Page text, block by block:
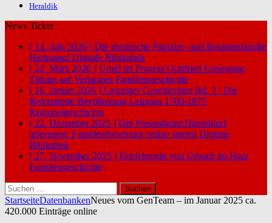
Heraldik
News Ticker
[ 14. Juni 2026 ] Die rheinische Patrizier- und Beamtenfamilie
Hertmanni Digitale Bibliothek
[ 22. März 2026 ] Urteil im Prozess Gottfried Liesegang:
Tötung auf Verlangen Familiengeschichte
[ 16. Januar 2026 ] Leipziger Geschlechter Bd. 3 : Die
Reformierte Bevölkerung Leipzigs 1700-1875
Regionalgeschichte
[ 22. Dezember 2025 ] Der Pressedienst Düsseldorf
informiert: Familienforschung online starten Digitale
Bibliothek
[ 27. November 2025 ] Dorfchronik von Urbach im Harz
Familiengeschichte
Suchen
nach:
StartseiteDatenbankenNeues vom GenTeam – im Januar 2025 ca.
420.000 Einträge online